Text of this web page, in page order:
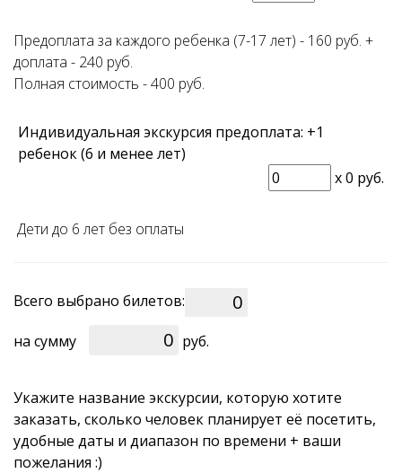
Предоплата за каждого ребенка (7-17 лет) - 160 руб. +
доплата - 240 руб.
Полная стоимость - 400 руб.
Индивидуальная экскурсия предоплата: +1
ребенок (6 и менее лет)
x0 руб.
Дети до 6 лет без оплаты
Всего выбрано билетов:
на сумму 0 руб.
Укажите название экскурсии, которую хотите
заказать, сколько человек планирует её посетить,
удобные даты и диапазон по времени + ваши
пожелания :)